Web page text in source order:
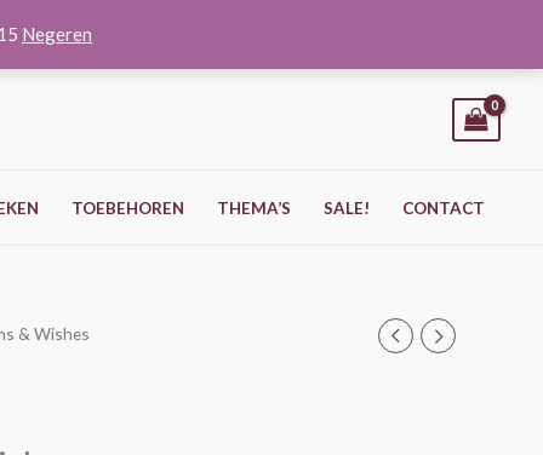
Negeren
TOEBEHOREN THEMA’S SALE! CONTACT
& Wishes